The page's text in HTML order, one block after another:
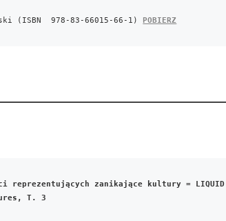
(ISBN  978-83-66015-66-1)
POBIERZ
reprezentujących zanikające kultury =
T. 3